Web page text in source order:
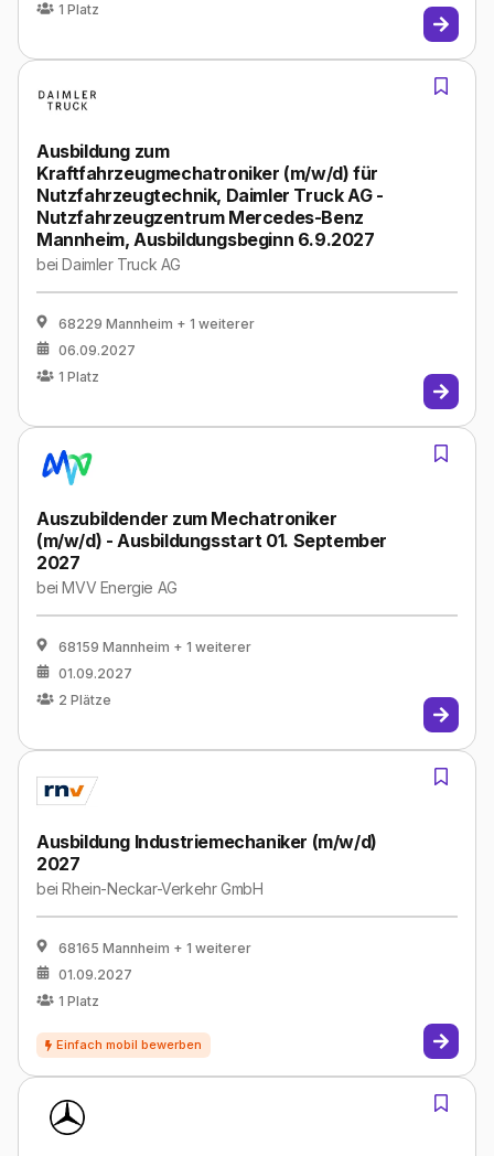
1 Platz
Ausbildung zum
Kraftfahrzeugmechatroniker (m/w/d) für
Nutzfahrzeugtechnik, Daimler Truck AG -
Nutzfahrzeugzentrum Mercedes-Benz
Mannheim, Ausbildungsbeginn 6.9.2027
beiDaimler Truck AG
68229 Mannheim + 1 weiterer
06.09.2027
1 Platz
Auszubildender zum Mechatroniker
(m/w/d) - Ausbildungsstart 01. September
2027
beiMVV Energie AG
68159 Mannheim + 1 weiterer
01.09.2027
2 Plätze
Ausbildung Industriemechaniker (m/w/d)
2027
beiRhein-Neckar-Verkehr GmbH
68165 Mannheim + 1 weiterer
01.09.2027
1 Platz